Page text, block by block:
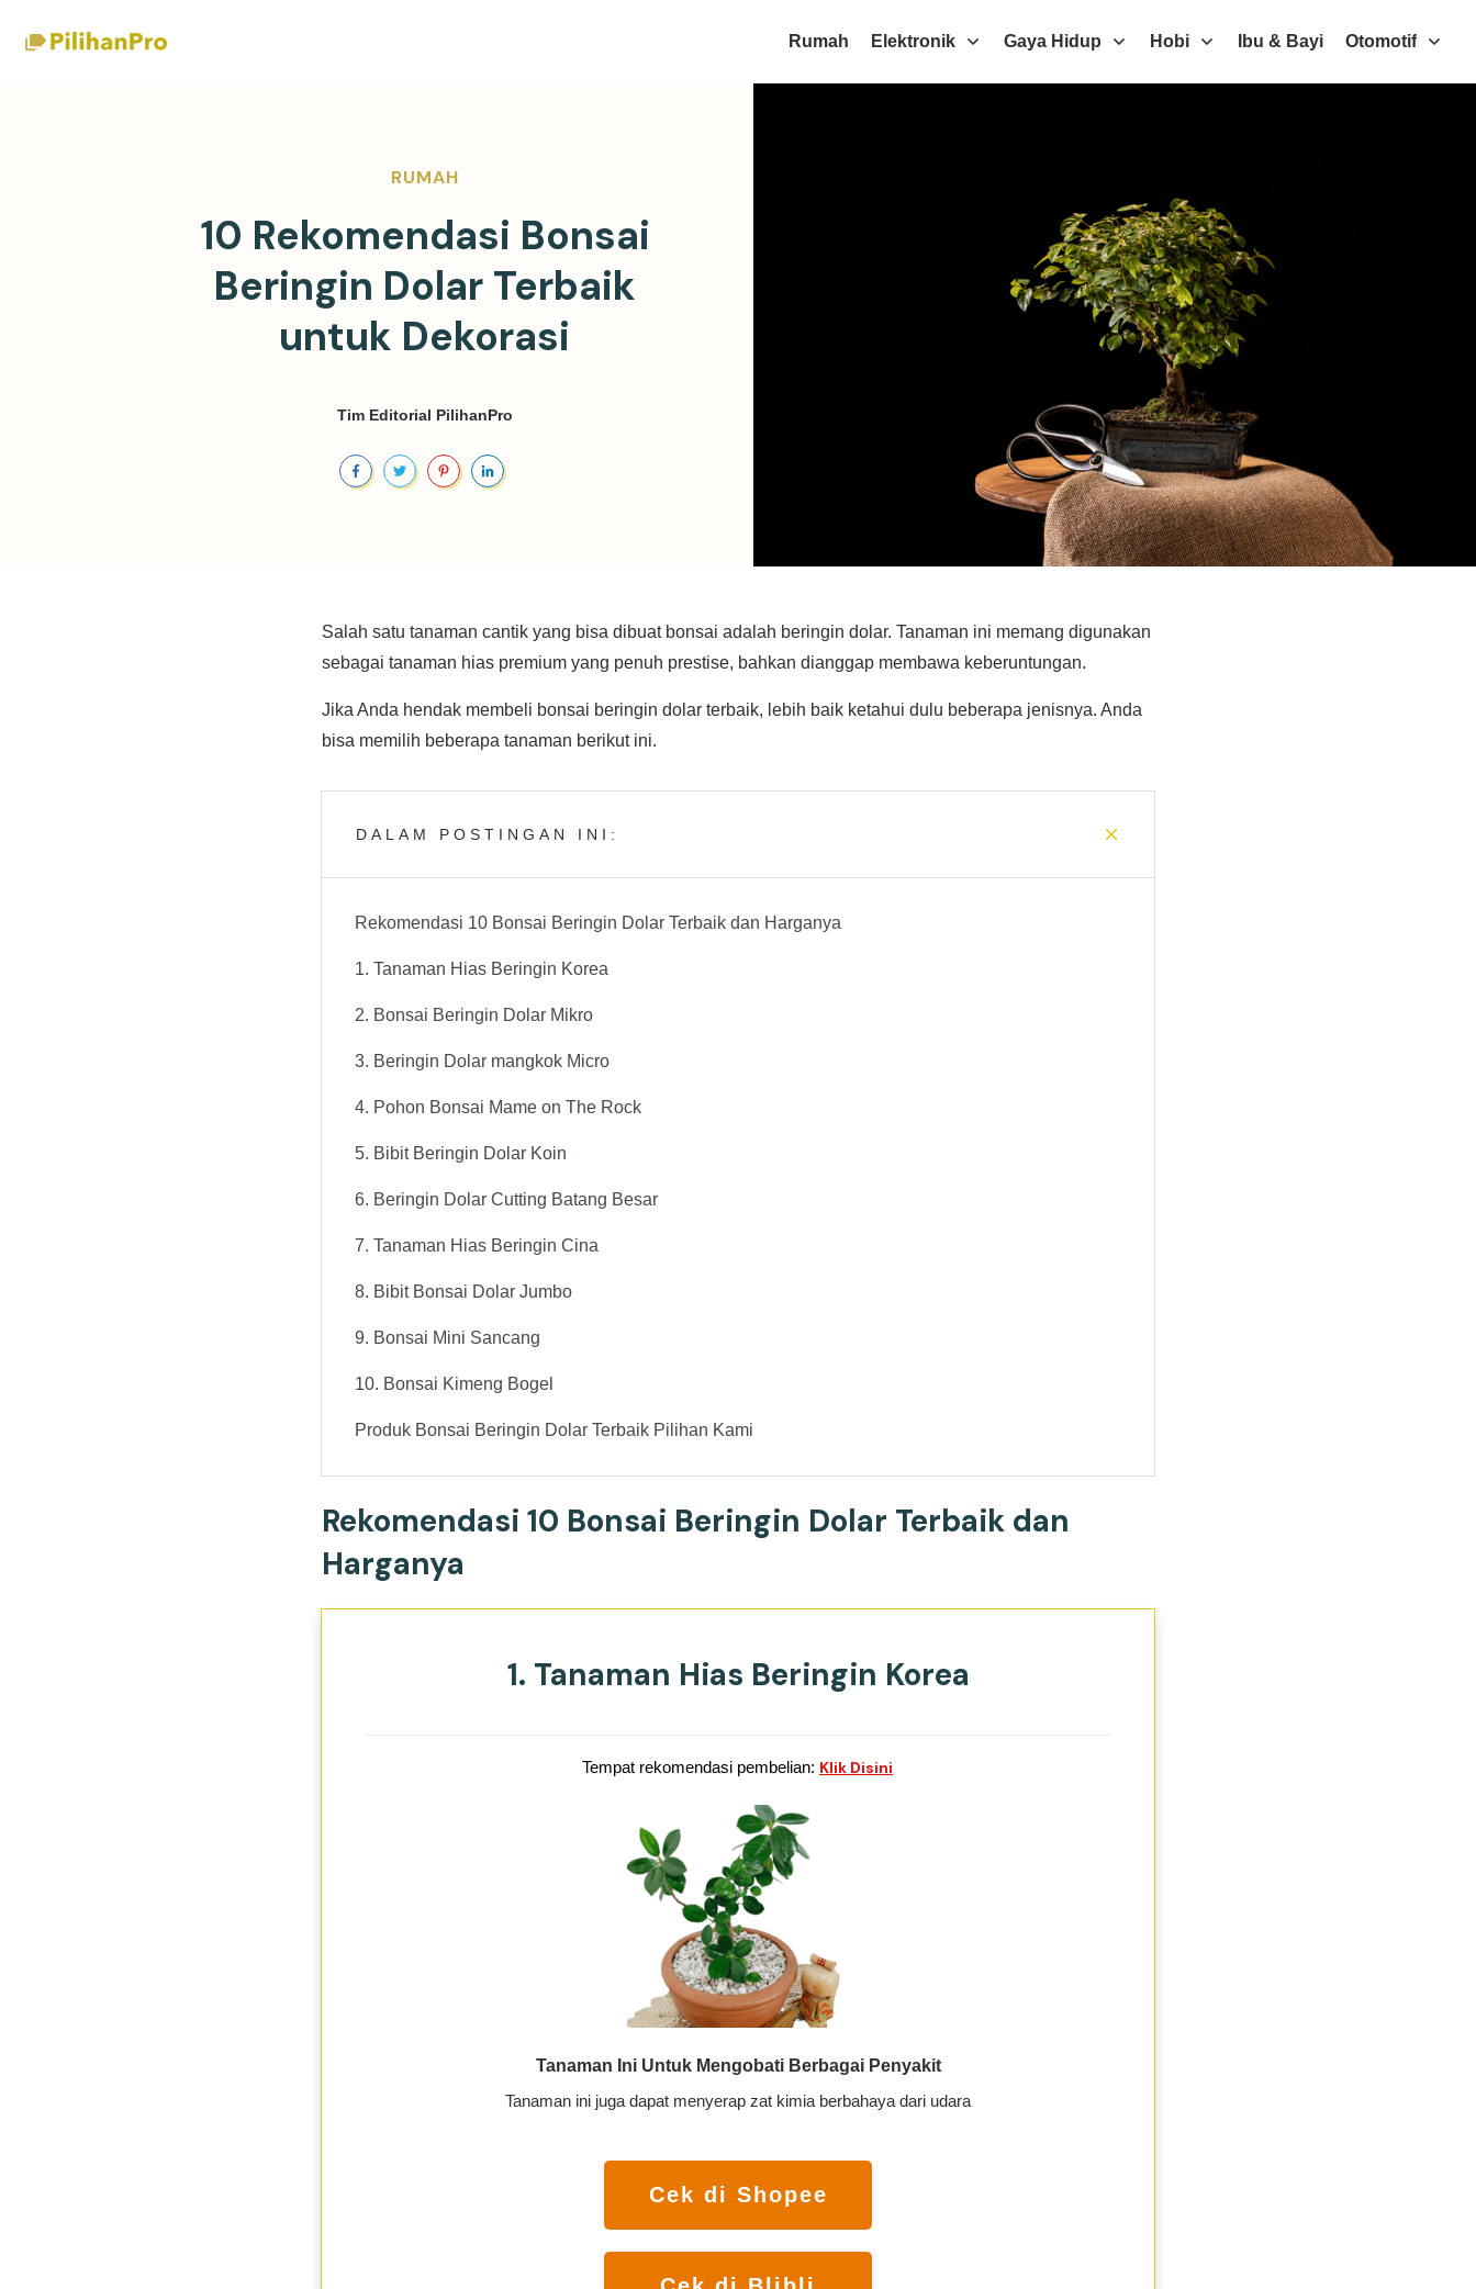
Rumah Elektronik Gaya Hidup Hobi Ibu & Bayi Otomotif
RUMAH
10 Rekomendasi Bonsai
Beringin Dolar Terbaik
untuk Dekorasi
Tim Editorial PilihanPro
Salah satu tanaman cantik yang bisa dibuat bonsai adalah beringin dolar. Tanaman ini memang digunakan
sebagai tanaman hias premium yang penuh prestise, bahkan dianggap membawa keberuntungan.
Jika Anda hendak membeli bonsai beringin dolar terbaik, lebih baik ketahui dulu beberapa jenisnya. Anda
bisa memilih beberapa tanaman berikut ini.
DALAM POSTINGAN INI:
Rekomendasi 10 Bonsai Beringin Dolar Terbaik dan Harganya
1. Tanaman Hias Beringin Korea
2. Bonsai Beringin Dolar Mikro
3. Beringin Dolar mangkok Micro
4. Pohon Bonsai Mame on The Rock
5. Bibit Beringin Dolar Koin
6. Beringin Dolar Cutting Batang Besar
7. Tanaman Hias Beringin Cina
8. Bibit Bonsai Dolar Jumbo
9. Bonsai Mini Sancang
10. Bonsai Kimeng Bogel
Produk Bonsai Beringin Dolar Terbaik Pilihan Kami
Rekomendasi 10 Bonsai Beringin Dolar Terbaik dan
Harganya
1. Tanaman Hias Beringin Korea
Tempat rekomendasi pembelian: Klik Disini
Tanaman Ini Untuk Mengobati Berbagai Penyakit
Tanaman ini juga dapat menyerap zat kimia berbahaya dari udara
Cek di Shopee